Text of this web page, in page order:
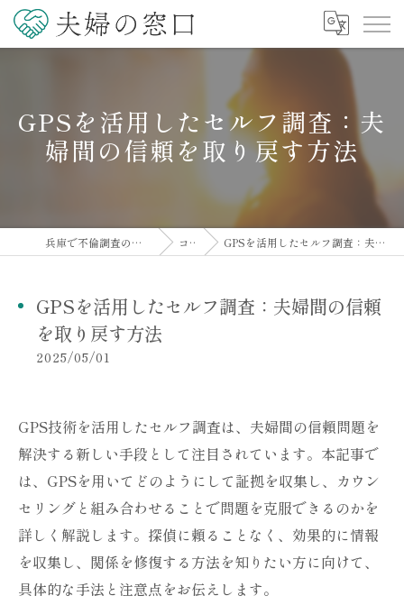
GPSを活用したセルフ調査：夫
婦間の信頼を取り戻す方法
兵庫で不倫調査の相談なら夫婦の窓口 コラム GPSを活用したセルフ調査：夫婦間の信頼を取り戻す方法
GPSを活用したセルフ調査：夫婦間の信頼
を取り戻す方法
2025/05/01
GPS技術を活用したセルフ調査は、夫婦間の信頼問題を
解決する新しい手段として注目されています。本記事で
は、GPSを用いてどのようにして証拠を収集し、カウン
セリングと組み合わせることで問題を克服できるのかを
詳しく解説します。探偵に頼ることなく、効果的に情報
を収集し、関係を修復する方法を知りたい方に向けて、
具体的な手法と注意点をお伝えします。